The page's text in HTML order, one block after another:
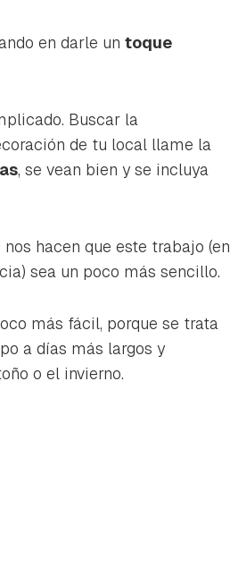
con tu
en darle un toque
Buscar la
de tu local llame la
, se vean bien y se incluya
hacen que este trabajo (en
sea un poco más sencillo.
más fácil, porque se trata
a días más largos y
o el invierno.